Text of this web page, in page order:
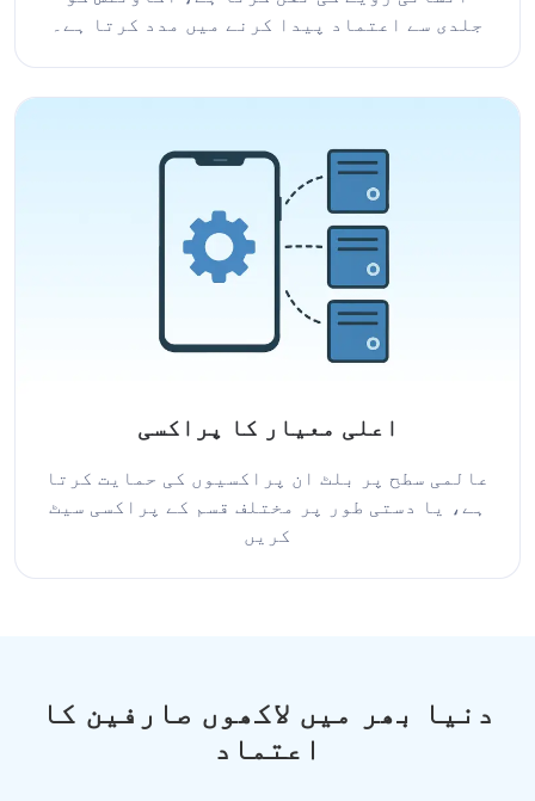
جلدی سے اعتماد پیدا کرنے میں مدد کرتا ہے۔
اعلی معیار کا پراکسی
عالمی سطح پر بلٹ ان پراکسیوں کی حمایت کرتا
ہے، یا دستی طور پر مختلف قسم کے پراکسی سیٹ
کریں
دنیا بھر میں لاکھوں صارفین کا
اعتماد